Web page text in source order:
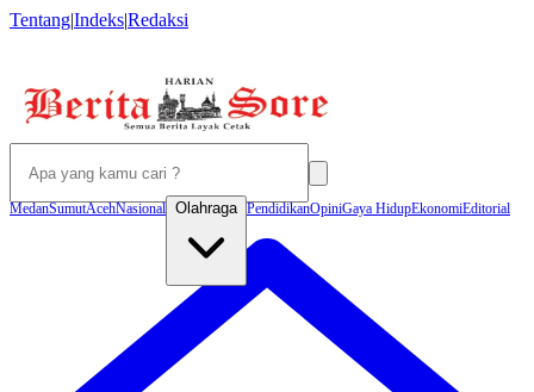
Tentang|Indeks|Redaksi
MedanSumutAcehNasional Olahraga PendidikanOpiniGaya HidupEkonomiEditorial